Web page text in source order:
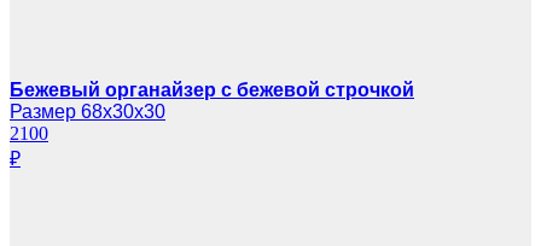
Бежевый органайзер с бежевой строчкой
Размер 68х30х30
2100
₽